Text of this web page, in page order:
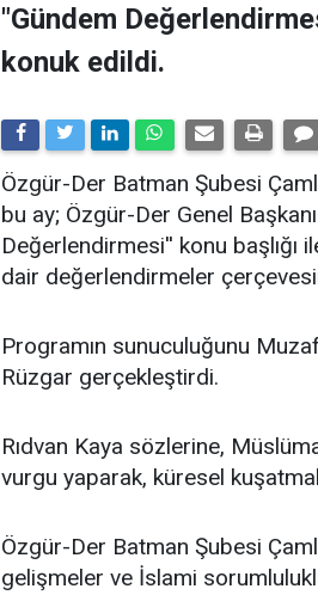
"Gündem
konuk edildi.
​Özgür-Der Batman Şubesi
bu ay; Özgür-Der Genel
Değerlendirmesi'' konu başlığı
dair değerlendirmeler
Programın sunuculuğunu
Rüzgar gerçekleştirdi.
Rıdvan Kaya sözlerine,
vurgu yaparak, küresel
Özgür-Der Batman Şubesi
gelişmeler ve İslami